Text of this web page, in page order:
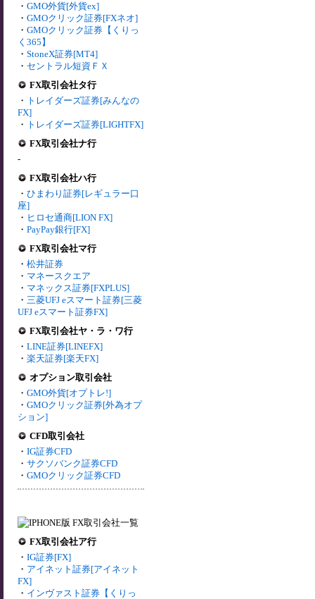
・ GMO外貨[外貨ex]
・ GMOクリック証券[FXネオ]
・ GMOクリック証券【くりっ
く365】
・ StoneX証券[MT4]
・ セントラル短資ＦＸ
FX取引会社タ行
・ トレイダーズ証券[みんなの
FX]
・ トレイダーズ証券[LIGHTFX]
FX取引会社ナ行
-
FX取引会社ハ行
・ ひまわり証券[レギュラー口
座]
・ ヒロセ通商[LION FX]
・ PayPay銀行[FX]
FX取引会社マ行
・ 松井証券
・ マネースクエア
・ マネックス証券[FXPLUS]
・ 三菱UFJ eスマート証券[三菱
UFJ eスマート証券FX]
FX取引会社ヤ・ラ・ワ行
・ LINE証券[LINEFX]
・ 楽天証券[楽天FX]
オプション取引会社
・ GMO外貨[オプトレ!]
・ GMOクリック証券[外為オプ
ション]
CFD取引会社
・ IG証券CFD
・ サクソバンク証券CFD
・ GMOクリック証券CFD
FX取引会社ア行
・ IG証券[FX]
・ アイネット証券[アイネット
FX]
・ インヴァスト証券【くりっ